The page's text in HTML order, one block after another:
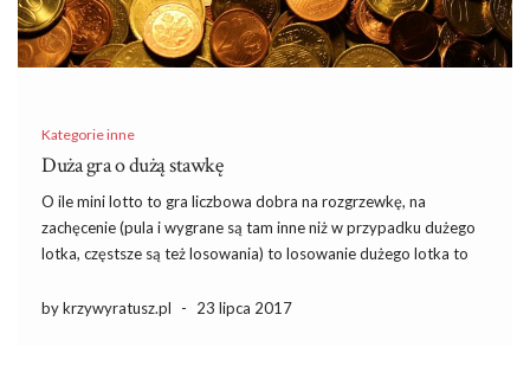
Kategorie inne
Duża gra o dużą stawkę
O ile mini lotto to gra liczbowa dobra na rozgrzewkę, na
zachęcenie (pula i wygrane są tam inne niż w przypadku dużego
lotka, częstsze są też losowania) to losowanie dużego lotka to
ludzi prowadzi obliczenia, usiłuje […]
by krzywyratusz.pl - 23 lipca 2017